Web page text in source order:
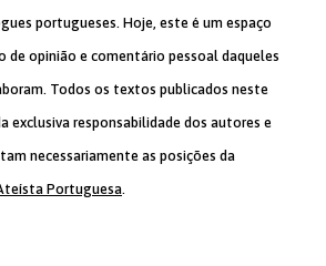
portugueses. Hoje, este é um espaço
de opinião e comentário pessoal daqueles
Todos os textos publicados neste
exclusiva responsabilidade dos autores e
necessariamente as posições da
Portuguesa.